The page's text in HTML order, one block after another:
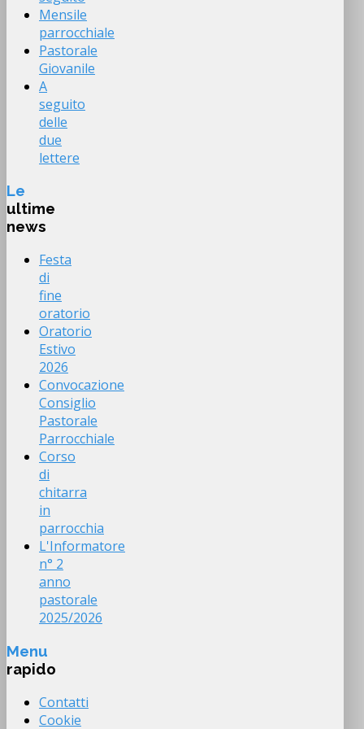
Mensile
parrocchiale
Pastorale
Giovanile
A
seguito
delle
due
lettere
Le
ultime
news
Festa
di
fine
oratorio
Oratorio
Estivo
2026
Convocazione
Consiglio
Pastorale
Parrocchiale
Corso
di
chitarra
in
parrocchia
L'Informatore
n° 2
anno
pastorale
2025/2026
Menu
rapido
Contatti
Cookie